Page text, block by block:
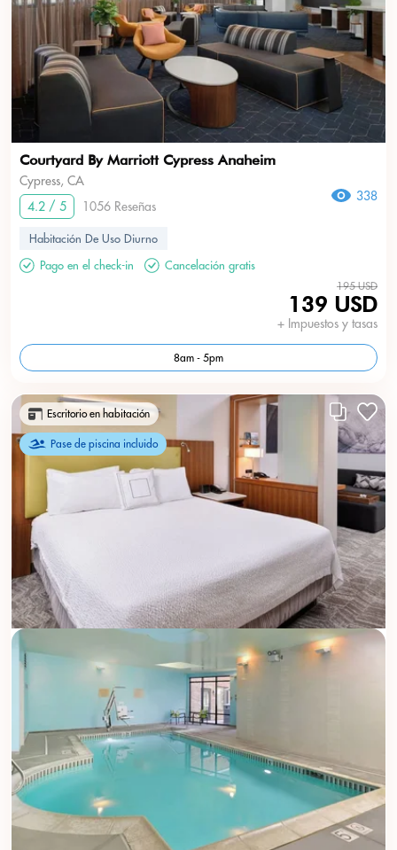
Courtyard By Marriott Cypress Anaheim
Cypress, CA
4.2 / 5
1056 Reseñas
338
Habitación De Uso Diurno
Pago en el check-in
Cancelación gratis
195 USD
139 USD
+ Impuestos y tasas
8am - 5pm
Escritorio en habitación
Pase de piscina incluido